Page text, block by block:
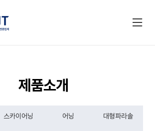
제품소개
스카이어닝 어닝 대형파라솔